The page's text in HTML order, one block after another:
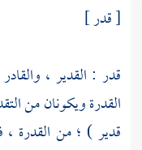
[ قدر ]
قدر : القدير ،
القدرة ويكونان من
قدير ) ؛ من القدرة